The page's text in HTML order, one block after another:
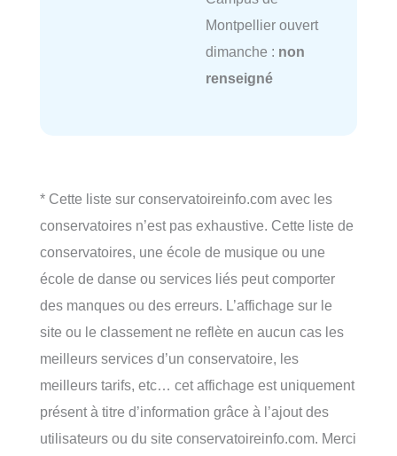
Montpellier ouvert
dimanche : non
renseigné
* Cette liste sur conservatoireinfo.com avec les
conservatoires n’est pas exhaustive. Cette liste de
conservatoires, une école de musique ou une
école de danse ou services liés peut comporter
des manques ou des erreurs. L’affichage sur le
site ou le classement ne reflète en aucun cas les
meilleurs services d’un conservatoire, les
meilleurs tarifs, etc… cet affichage est uniquement
présent à titre d’information grâce à l’ajout des
utilisateurs ou du site conservatoireinfo.com. Merci